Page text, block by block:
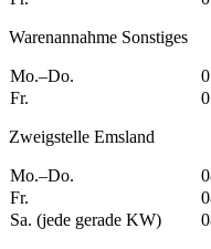
Warenannahme Sonstiges
Mo.–Do.
Fr.
Zweigstelle Emsland
Mo.–Do.
Fr.
Sa. (jede gerade KW)